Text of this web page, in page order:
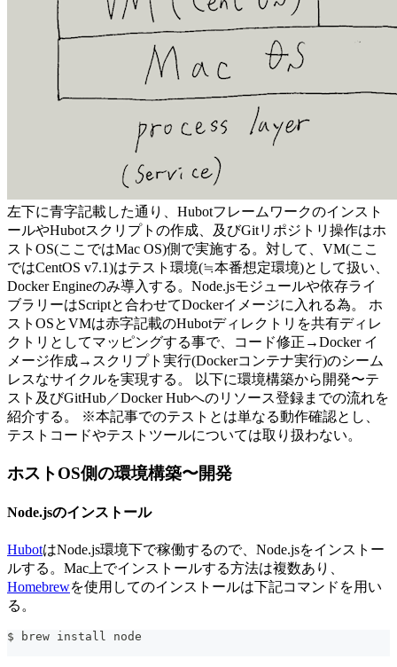
左下に青字記載した通り、Hubotフレームワークのインスト
ールやHubotスクリプトの作成、及びGitリポジトリ操作はホ
ストOS(ここではMac OS)側で実施する。対して、VM(ここ
ではCentOS v7.1)はテスト環境(≒本番想定環境)として扱い、
Docker Engineのみ導入する。Node.jsモジュールや依存ライ
ブラリーはScriptと合わせてDockerイメージに入れる為。 ホ
ストOSとVMは赤字記載のHubotディレクトリを共有ディレ
クトリとしてマッピングする事で、コード修正→Docker イ
メージ作成→スクリプト実行(Dockerコンテナ実行)のシーム
レスなサイクルを実現する。 以下に環境構築から開発〜テ
スト及びGitHub／Docker Hubへのリソース登録までの流れを
紹介する。 ※本記事でのテストとは単なる動作確認とし、
テストコードやテストツールについては取り扱わない。
ホストOS側の環境構築〜開発
Node.jsのインストール
HubotはNode.js環境下で稼働するので、Node.jsをインストー
ルする。Mac上でインストールする方法は複数あり、
Homebrewを使用してのインストールは下記コマンドを用い
る。
$ brew install node